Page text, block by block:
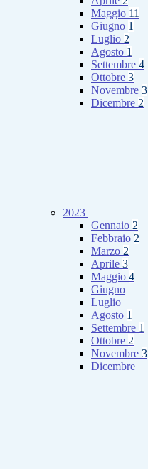
Maggio 11
Giugno 1
Luglio 2
Agosto 1
Settembre 4
Ottobre 3
Novembre 3
Dicembre 2
2023
Gennaio 2
Febbraio 2
Marzo 2
Aprile 3
Maggio 4
Giugno
Luglio
Agosto 1
Settembre 1
Ottobre 2
Novembre 3
Dicembre